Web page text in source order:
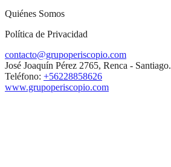
Quiénes Somos
Política de Privacidad
contacto@grupoperiscopio.com
José Joaquín Pérez 2765, Renca - Santiago.
Teléfono: +56228858626
www.grupoperiscopio.com